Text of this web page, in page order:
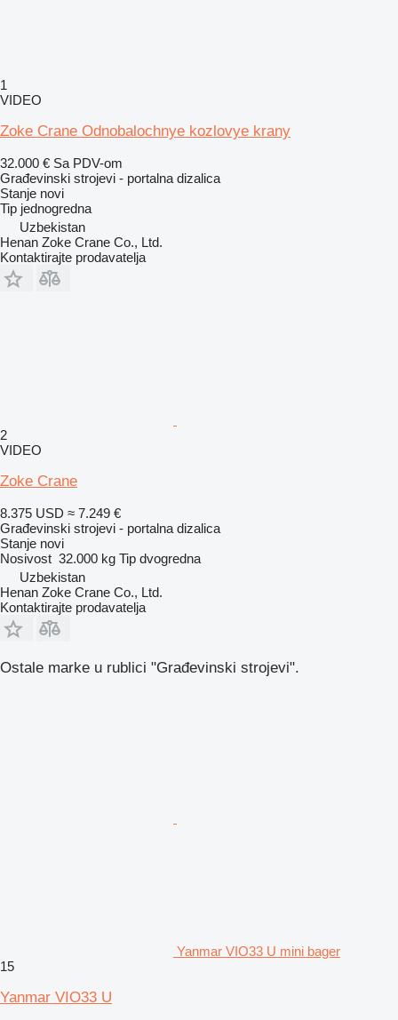
1
VIDEO
Zoke Crane Odnobalochnye kozlovye krany
32.000 € Sa PDV-om
Građevinski strojevi - portalna dizalica
Stanje novi
Tip jednogredna
Uzbekistan
Henan Zoke Crane Co., Ltd.
Kontaktirajte prodavatelja
2
VIDEO
Zoke Crane
8.375 USD ≈ 7.249 €
Građevinski strojevi - portalna dizalica
Stanje novi
Nosivost 32.000 kg Tip dvogredna
Uzbekistan
Henan Zoke Crane Co., Ltd.
Kontaktirajte prodavatelja
Ostale marke u rublici "Građevinski strojevi".
Yanmar VIO33 U mini bager
15
Yanmar VIO33 U